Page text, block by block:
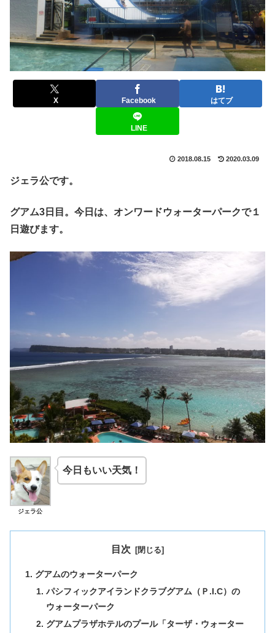
X Facebook はてブ
LINE
2018.08.15 2020.03.09
ジェラ公です。
グアム3日目。今日は、オンワードウォーターパークで１
日遊びます。
ジェラ公
今日もいい天気！
目次
グアムのウォーターパーク
パシフィックアイランドクラブグアム（Ｐ.I.C）の
ウォーターパーク
グアムプラザホテルのプール「ターザ・ウォーター